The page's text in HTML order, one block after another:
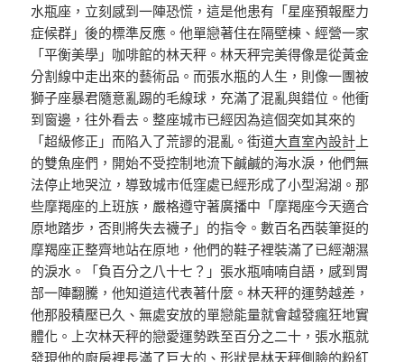
水瓶座，立刻感到一陣恐慌，這是他患有「星座預報壓力
症候群」後的標準反應。他單戀著住在隔壁棟、經營一家
「平衡美學」咖啡館的林天秤。林天秤完美得像是從黃金
分割線中走出來的藝術品。而張水瓶的人生，則像一團被
獅子座暴君隨意亂踢的毛線球，充滿了混亂與錯位。他衝
到窗邊，往外看去。整座城市已經因為這個突如其來的
「超級修正」而陷入了荒謬的混亂。街道大直室內設計 上
的雙魚座們，開始不受控制地流下鹹鹹的海水淚，他們無
法停止地哭泣，導致城市低窪處已經形成了小型潟湖。那
些摩羯座的上班族，嚴格遵守著廣播中「摩羯座今天適合
原地踏步，否則將失去襪子」的指令。數百名西裝筆挺的
摩羯座正整齊地站在原地，他們的鞋子裡裝滿了已經潮濕
的淚水。「負百分之八十七？」張水瓶喃喃自語，感到胃
部一陣翻騰，他知道這代表著什麼。林天秤的運勢越差，
他那股積壓已久、無處安放的單戀能量就會越發瘋狂地實
體化。上次林天秤的戀愛運勢跌至百分之二十，張水瓶就
發現他的廚房裡長滿了巨大的、形狀是林天秤側臉的粉紅